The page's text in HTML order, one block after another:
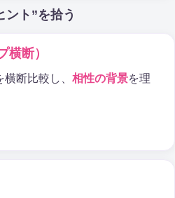
ント”を拾う
横断）
断比較し、 相性の背景を理